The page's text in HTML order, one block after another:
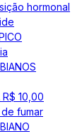
hormonal
R$ 10,00
fumar